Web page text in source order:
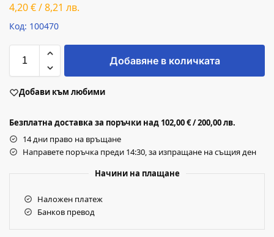
4,20€/8,21 лв.
Код: 100470
Добавяне в количката
Добави към любими
Безплатна доставка за поръчки над 102,00 € / 200,00 лв.
14 дни право на връщане
Направете поръчка преди 14:30, за изпращане на същия ден
Начини на плащане
Наложен платеж
Банков превод